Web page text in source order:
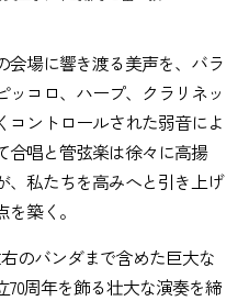
会場に響き渡る美声を、バラ
ッコロ、ハープ、クラリネッ
コントロールされた弱音によ
合唱と管弦楽は徐々に高揚
、私たちを高みへと引き上げ
築く。
のバンダまで含めた巨大な
周年を飾る壮大な演奏を締